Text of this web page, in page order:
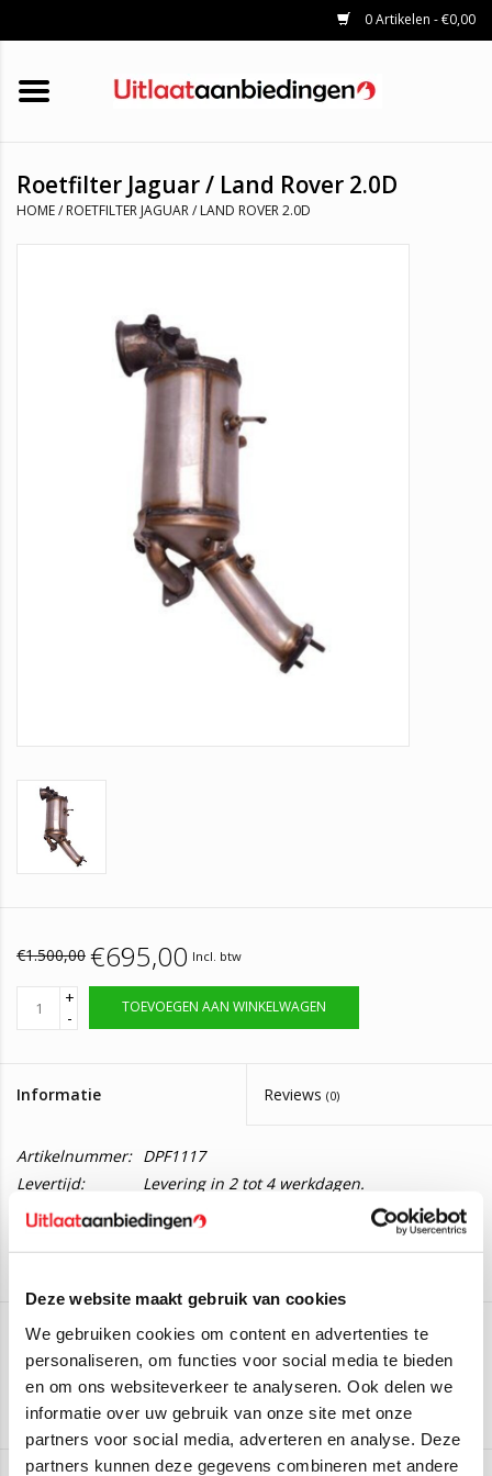
Deze website maakt gebruik van cookies
We gebruiken cookies om content en advertenties te
personaliseren, om functies voor social media te bieden
en om ons websiteverkeer te analyseren. Ook delen we
informatie over uw gebruik van onze site met onze
partners voor social media, adverteren en analyse. Deze
partners kunnen deze gegevens combineren met andere
0 Artikelen - €0,00
HOME
KATALYSATOREN
UNIVERSELE UITLAATDELEN
Roetfilter Jaguar / Land Rover 2.0D
HOME/ ROETFILTER JAGUAR / LAND ROVER 2.0D
€1.500,00 €695,00 Incl. btw
+
-
TOEVOEGEN AAN WINKELWAGEN
Informatie Reviews (0)
Artikelnummer: DPF1117
Levertijd:
Levering in 2 tot 4 werkdagen.
Roetfilter Jaguar / Land Rover 2.0D
Deze roetfilter is geschikt voor de volgende modellen:
Jaguar XE 2.0132KW/180PK vanaf 2015
177KW/241PK vanaf 2015
Jaguar XF 2.0
132KW/180PK vanaf 2015
Jaguar XF 2.0
120KW/163PK vanaf 2015
Land Rover Discovery Sport 2.0
132KW/180PK vanaf 2015
AS
Aan verlanglijst toevoegen Toevoegen om te vergelijken